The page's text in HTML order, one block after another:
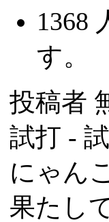
1368
す。
投稿者
試打 -
にゃん
果たし